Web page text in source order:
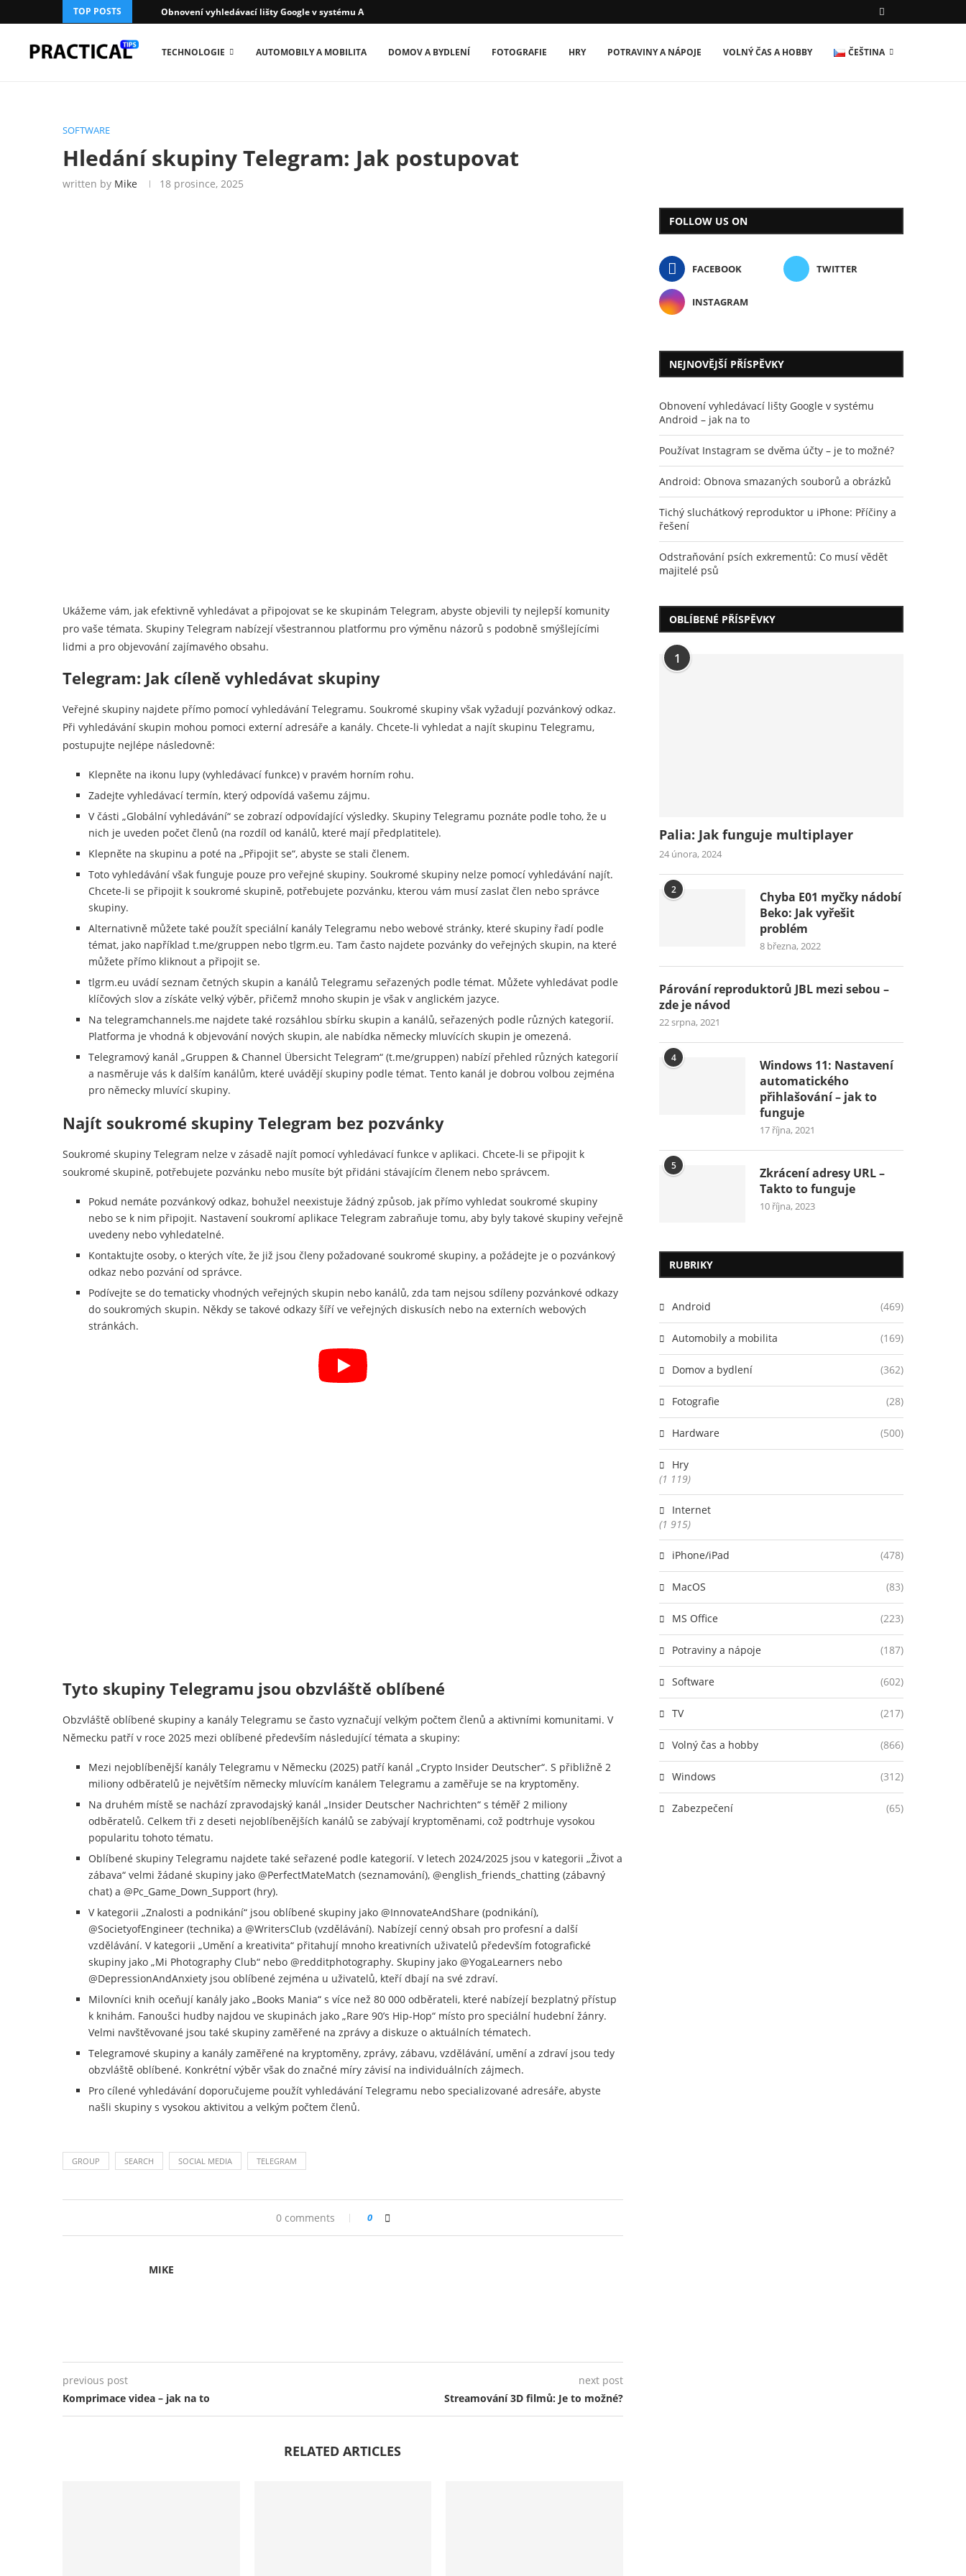
TOP POSTS Obnovení vyhledávací lišty Google v systému Android –...
TECHNOLOGIE AUTOMOBILY A MOBILITA DOMOV A BYDLENÍ FOTOGRAFIE HRY POTRAVINY A NÁPOJE VOLNÝ ČAS A HOBBY ČEŠTINA
SOFTWARE
Hledání skupiny Telegram: Jak postupovat
written by Mike 18 prosince, 2025
Ukážeme vám, jak efektivně vyhledávat a připojovat se ke skupinám Telegram, abyste objevili ty nejlepší komunity
pro vaše témata. Skupiny Telegram nabízejí všestrannou platformu pro výměnu názorů s podobně smýšlejícími
lidmi a pro objevování zajímavého obsahu.
Telegram: Jak cíleně vyhledávat skupiny
Veřejné skupiny najdete přímo pomocí vyhledávání Telegramu. Soukromé skupiny však vyžadují pozvánkový odkaz.
Při vyhledávání skupin mohou pomoci externí adresáře a kanály. Chcete-li vyhledat a najít skupinu Telegramu,
postupujte nejlépe následovně:
Klepněte na ikonu lupy (vyhledávací funkce) v pravém horním rohu.
Zadejte vyhledávací termín, který odpovídá vašemu zájmu.
V části „Globální vyhledávání“ se zobrazí odpovídající výsledky. Skupiny Telegramu poznáte podle toho, že u
nich je uveden počet členů (na rozdíl od kanálů, které mají předplatitele).
Klepněte na skupinu a poté na „Připojit se“, abyste se stali členem.
Toto vyhledávání však funguje pouze pro veřejné skupiny. Soukromé skupiny nelze pomocí vyhledávání najít.
Chcete-li se připojit k soukromé skupině, potřebujete pozvánku, kterou vám musí zaslat člen nebo správce
skupiny.
Alternativně můžete také použít speciální kanály Telegramu nebo webové stránky, které skupiny řadí podle
témat, jako například t.me/gruppen nebo tlgrm.eu. Tam často najdete pozvánky do veřejných skupin, na které
můžete přímo kliknout a připojit se.
tlgrm.eu uvádí seznam četných skupin a kanálů Telegramu seřazených podle témat. Můžete vyhledávat podle
klíčových slov a získáte velký výběr, přičemž mnoho skupin je však v anglickém jazyce.
Na telegramchannels.me najdete také rozsáhlou sbírku skupin a kanálů, seřazených podle různých kategorií.
Platforma je vhodná k objevování nových skupin, ale nabídka německy mluvících skupin je omezená.
Telegramový kanál „Gruppen & Channel Übersicht Telegram“ (t.me/gruppen) nabízí přehled různých kategorií
a nasměruje vás k dalším kanálům, které uvádějí skupiny podle témat. Tento kanál je dobrou volbou zejména
pro německy mluvící skupiny.
Najít soukromé skupiny Telegram bez pozvánky
Soukromé skupiny Telegram nelze v zásadě najít pomocí vyhledávací funkce v aplikaci. Chcete-li se připojit k
soukromé skupině, potřebujete pozvánku nebo musíte být přidáni stávajícím členem nebo správcem.
Pokud nemáte pozvánkový odkaz, bohužel neexistuje žádný způsob, jak přímo vyhledat soukromé skupiny
nebo se k nim připojit. Nastavení soukromí aplikace Telegram zabraňuje tomu, aby byly takové skupiny veřejně
uvedeny nebo vyhledatelné.
Kontaktujte osoby, o kterých víte, že již jsou členy požadované soukromé skupiny, a požádejte je o pozvánkový
odkaz nebo pozvání od správce.
Podívejte se do tematicky vhodných veřejných skupin nebo kanálů, zda tam nejsou sdíleny pozvánkové odkazy
do soukromých skupin. Někdy se takové odkazy šíří ve veřejných diskusích nebo na externích webových
stránkách.
Tyto skupiny Telegramu jsou obzvláště oblíbené
Obzvláště oblíbené skupiny a kanály Telegramu se často vyznačují velkým počtem členů a aktivními komunitami. V
Německu patří v roce 2025 mezi oblíbené především následující témata a skupiny:
Mezi nejoblíbenější kanály Telegramu v Německu (2025) patří kanál „Crypto Insider Deutscher“. S přibližně 2
miliony odběratelů je největším německy mluvícím kanálem Telegramu a zaměřuje se na kryptoměny.
Na druhém místě se nachází zpravodajský kanál „Insider Deutscher Nachrichten“ s téměř 2 miliony
odběratelů. Celkem tři z deseti nejoblíbenějších kanálů se zabývají kryptoměnami, což podtrhuje vysokou
popularitu tohoto tématu.
Oblíbené skupiny Telegramu najdete také seřazené podle kategorií. V letech 2024/2025 jsou v kategorii „Život a
zábava“ velmi žádané skupiny jako @PerfectMateMatch (seznamování), @english_friends_chatting (zábavný
chat) a @Pc_Game_Down_Support (hry).
V kategorii „Znalosti a podnikání“ jsou oblíbené skupiny jako @InnovateAndShare (podnikání),
@SocietyofEngineer (technika) a @WritersClub (vzdělávání). Nabízejí cenný obsah pro profesní a další
vzdělávání. V kategorii „Umění a kreativita“ přitahují mnoho kreativních uživatelů především fotografické
skupiny jako „Mi Photography Club“ nebo @redditphotography. Skupiny jako @YogaLearners nebo
@DepressionAndAnxiety jsou oblíbené zejména u uživatelů, kteří dbají na své zdraví.
Milovníci knih oceňují kanály jako „Books Mania“ s více než 80 000 odběrateli, které nabízejí bezplatný přístup
k knihám. Fanoušci hudby najdou ve skupinách jako „Rare 90’s Hip-Hop“ místo pro speciální hudební žánry.
Velmi navštěvované jsou také skupiny zaměřené na zprávy a diskuze o aktuálních tématech.
Telegramové skupiny a kanály zaměřené na kryptoměny, zprávy, zábavu, vzdělávání, umění a zdraví jsou tedy
obzvláště oblíbené. Konkrétní výběr však do značné míry závisí na individuálních zájmech.
Pro cílené vyhledávání doporučujeme použít vyhledávání Telegramu nebo specializované adresáře, abyste
našli skupiny s vysokou aktivitou a velkým počtem členů.
GROUP SEARCH SOCIAL MEDIA TELEGRAM
0 comments 0
MIKE
previous post
Komprimace videa – jak na to
next post
Streamování 3D filmů: Je to možné?
RELATED ARTICLES
FOLLOW US ON
FACEBOOK TWITTER
INSTAGRAM
NEJNOVĚJŠÍ PŘÍSPĚVKY
Obnovení vyhledávací lišty Google v systému
Android – jak na to
Používat Instagram se dvěma účty – je to možné?
Android: Obnova smazaných souborů a obrázků
Tichý sluchátkový reproduktor u iPhone: Příčiny a
řešení
Odstraňování psích exkrementů: Co musí vědět
majitelé psů
OBLÍBENÉ PŘÍSPĚVKY
1
Palia: Jak funguje multiplayer
24 února, 2024
2
Chyba E01 myčky nádobí
Beko: Jak vyřešit
problém
8 března, 2022
Párování reproduktorů JBL mezi sebou –
zde je návod
22 srpna, 2021
4
Windows 11: Nastavení
automatického
přihlašování – jak to
funguje
17 října, 2021
5
Zkrácení adresy URL –
Takto to funguje
10 října, 2023
RUBRIKY
Android (469)
Automobily a mobilita (169)
Domov a bydlení (362)
Fotografie (28)
Hardware (500)
Hry
(1 119)
Internet
(1 915)
iPhone/iPad (478)
MacOS (83)
MS Office (223)
Potraviny a nápoje (187)
Software (602)
TV (217)
Volný čas a hobby (866)
Windows (312)
Zabezpečení (65)